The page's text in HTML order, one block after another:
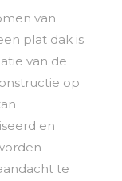
van
plat dak is
van de
op
en
te